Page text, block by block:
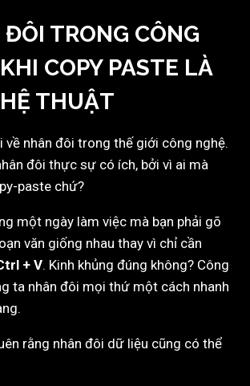
TRONG CÔNG
COPY PASTE LÀ
THUẬT
về nhân đôi trong thế giới công nghệ.
đôi thực sự có ích, bởi vì ai mà
paste chứ?
một ngày làm việc mà bạn phải gõ
văn giống nhau thay vì chỉ cần
+ V. Kinh khủng đúng không? Công
ta nhân đôi mọi thứ một cách nhanh
rằng nhân đôi dữ liệu cũng có thể